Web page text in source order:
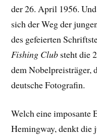
der 26. April 1956.
sich der Weg der
des gefeierten
Fishing Club steht die
dem Nobelpreisträger,
deutsche Fotografin.
Welch eine imposante
Hemingway, denkt die